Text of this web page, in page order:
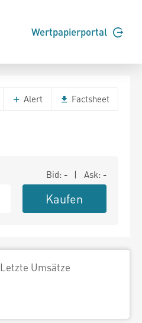
Wertpapierportal
Alert Factsheet
Bid: - | Ask: -
Kaufen
Letzte Umsätze